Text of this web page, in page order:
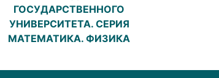
ГОСУДАРСТВЕННОГО
УНИВЕРСИТЕТА. СЕРИЯ
МАТЕМАТИКА. ФИЗИКА